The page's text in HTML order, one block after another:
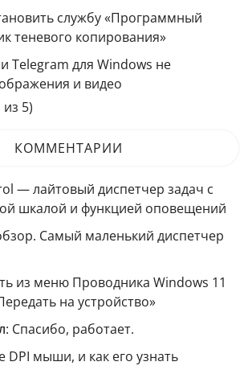
службу «Программный
теневого копирования»
Telegram для Windows не
и видео
из 5)
КОММЕНТАРИИ
— лайтовый диспетчер задач с
шкалой и функцией оповещений
Самый маленький диспетчер
из меню Проводника Windows 11
на устройство»
: Спасибо, работает.
DPI мыши, и как его узнать